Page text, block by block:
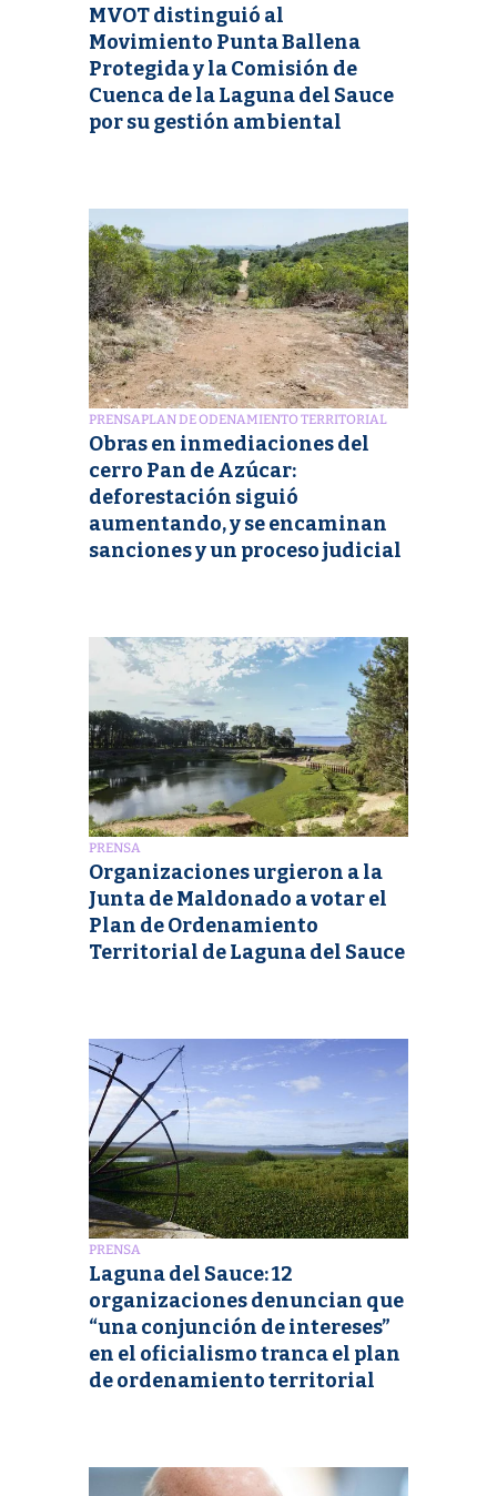
MVOT distinguió al
Movimiento Punta Ballena
Protegida y la Comisión de
Cuenca de la Laguna del Sauce
por su gestión ambiental
PRENSAPLAN DE ODENAMIENTO TERRITORIAL
Obras en inmediaciones del
cerro Pan de Azúcar:
deforestación siguió
aumentando, y se encaminan
sanciones y un proceso judicial
PRENSA
Organizaciones urgieron a la
Junta de Maldonado a votar el
Plan de Ordenamiento
Territorial de Laguna del Sauce
PRENSA
Laguna del Sauce: 12
organizaciones denuncian que
“una conjunción de intereses”
en el oficialismo tranca el plan
de ordenamiento territorial